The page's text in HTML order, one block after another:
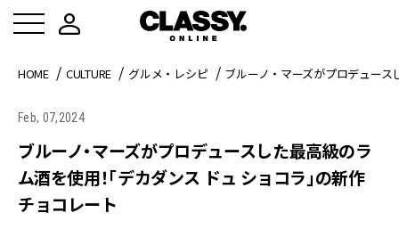
HOME CULTURE グルメ・レシピ ブルーノ・マーズがプロデュー
Feb, 07,2024
ブルーノ・マーズがプロデュースした最高級のラ
ム⁠酒を使用！「デカダンス ドュ ショコラ」の新作
チョコレート